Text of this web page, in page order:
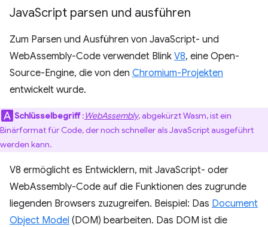
JavaScript parsen und ausführen
Zum Parsen und Ausführen von JavaScript- und
WebAssembly-Code verwendet Blink V8, eine Open-
Source-Engine, die von den Chromium-Projekten
entwickelt wurde.
Schlüsselbegriff:WebAssembly, abgekürzt Wasm, ist ein
Binärformat für Code, der noch schneller als JavaScript ausgeführt
werden kann.
V8 ermöglicht es Entwicklern, mit JavaScript- oder
WebAssembly-Code auf die Funktionen des zugrunde
liegenden Browsers zuzugreifen. Beispiel: Das Document
Object Model (DOM) bearbeiten. Das DOM ist die